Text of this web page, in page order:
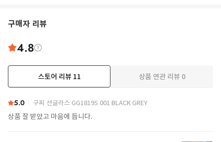
구매자 리뷰
4.8
스토어 리뷰 11 상품 연관 리뷰 0
5.0 구찌 선글라스 GG1819S 001 BLACK GREY
상품 잘 받았고 마음에 듭니다.